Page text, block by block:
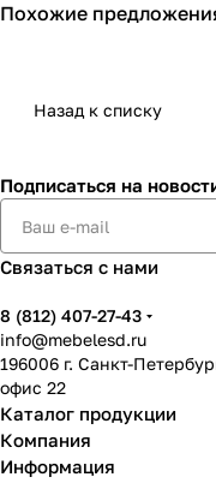
Похожие
Назад к списку
Подписаться на
Связаться с нами
8 (812) 407-27-43
info@mebelesd.ru
196006 г. Санкт-
офис 22
Каталог продукции
Компания
Информация